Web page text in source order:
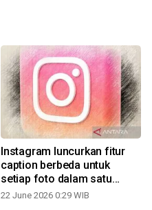
Instagram luncurkan fitur
caption berbeda untuk
setiap foto dalam satu
unggahan
22 June 2026 0:29 WIB